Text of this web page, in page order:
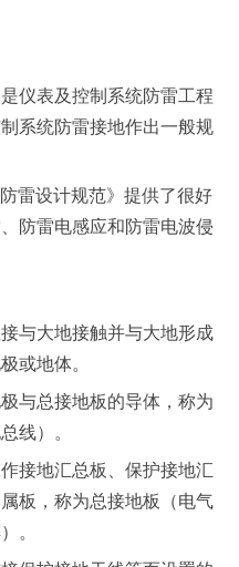
仪表及控制系统防雷工程
系统防雷接地作出一般规
雷设计规范》提供了很好
防雷电感应和防雷电波侵
与大地接触并与大地形成
或地体。
与总接地板的导体，称为
线）。
接地汇总板、保护接地汇
板，称为总接地板（电气
。